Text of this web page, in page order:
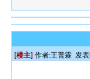
[楼主] 作者:王普霖 发表